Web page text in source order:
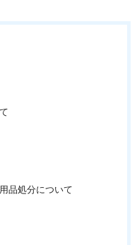
品処分について